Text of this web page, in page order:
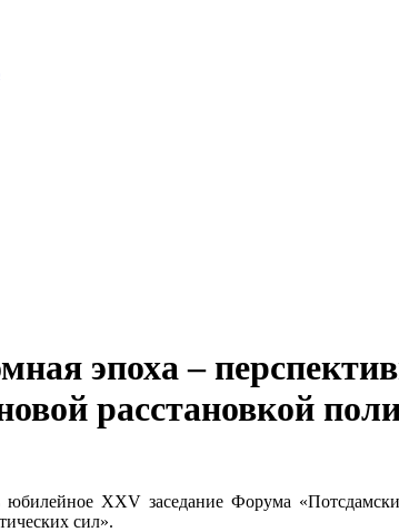
эпоха –
расстановкой
XXV заседание Форума
сил».